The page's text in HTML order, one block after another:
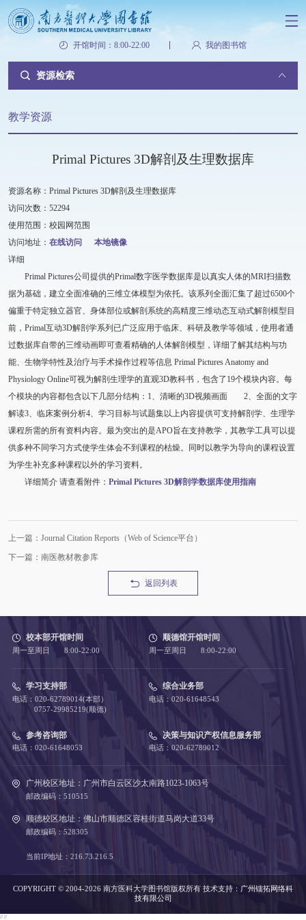
开馆时间：8:00-22:00 我的图书馆
资源检索
教学资源
Primal Pictures 3D解剖及生理数据库
资源名称：Primal Pictures 3D解剖及生理数据库
访问次数：52294
使用范围：校园网范围
访问地址： 在线访问
本地镜像
详细
Primal Pictures公司提供的Primal数字医学数据库是以真实人体的MRI扫描数
据为基础，建立全面准确的三维立体模型为依托。该系列全面汇集了超过6500个
偏重于特定独立器官、身体部位或解剖系统的高精度三维动态互动式解剖模型目
前，Primal互动3D解剖学系列已广泛应用于临床、科研及教学等领域，使用者通
过数据库自带的三维动画即可查看精确的人体解剖模型，详细了解其结构与功
能、生物学特性及治疗与手术操作过程等信息 Primal Pictures Anatomy and
Physiology Online可视为解剖生理学的直观3D教科书，包含了19个模块内容。每
个模块的内容都包含以下几部分结构：1、清晰的3D视频画面 2、全面的文字
解读3、临床案例分析4、学习目标与试题集以上内容提供可支持解剖学、生理学
课程所需的所有资料内容。最为突出的是APO旨在支持教学，其教学工具可以提
供多种不同学习方式使学生体会不到课程的枯燥。同时以教学为导向的课程设置
为学生补充多种课程以外的学习资料。
详细简介 请查看附件： Primal Pictures 3D解剖学数据库使用指南
上一篇：Journal Citation Reports（Web of Science平台）
下一篇：南医教材教参库
返回列表
校本部开馆时间
周一至周日 8:00-22:00
顺德馆开馆时间
周一至周日 8:00-22:00
学习支持部
电话：020-62789014(本部）
0757-29985219(顺德)
综合业务部
电话：020-61648543
参考咨询部
电话：020-61648053
决策与知识产权信息服务部
电话：020-62789012
广州校区地址：广州市白云区沙太南路1023-1063号
邮政编码：510515
顺德校区地址：佛山市顺德区容桂街道马岗大道33号
邮政编码：528305
当前IP地址：216.73.216.5
COPYRIGHT © 2004-2026 南方医科大学图书馆版权所有 技术支持： 广州镭拓网络科
技有限公司
// //